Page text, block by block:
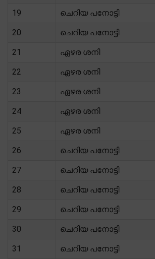
19 ചെറിയ പനോട്ടി
20 ചെറിയ പനോട്ടി
21 ഏഴര ശനി
22 ഏഴര ശനി
23 ഏഴര ശനി
24 ഏഴര ശനി
25 ഏഴര ശനി
26 ചെറിയ പനോട്ടി
27 ചെറിയ പനോട്ടി
28 ചെറിയ പനോട്ടി
29 ചെറിയ പനോട്ടി
30 ചെറിയ പനോട്ടി
31 ചെറിയ പനോട്ടി